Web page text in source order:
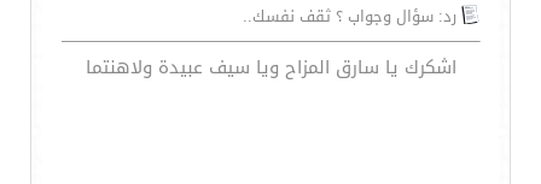
رد: سؤال وجواب ؟ ثقف نفسك..
اشكرك يا سارق المزاح ويا سيف عبيدة ولاهنتما